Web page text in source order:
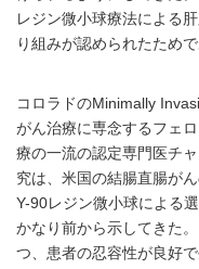
レジン微小球療法による
り組みが認められたためで
コロラドのMinimally
がん治療に専念するフェ
療の一流の認定専門医チ
究は、米国の結腸直腸が
Y-90レジン微小球による
かなり前から示してきた
つ、患者の忍容性が良好